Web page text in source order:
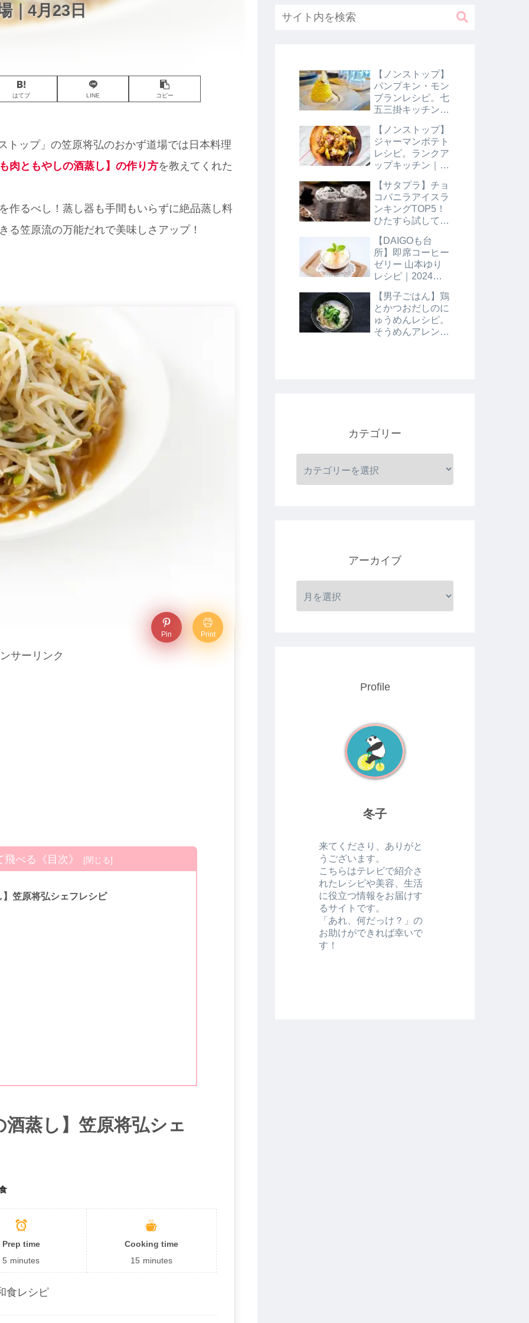
｜4月23日
はてブ LINE コピー
トップ」の笠原将弘のおかず道場では日本料理
肉ともやしの酒蒸し】の作り方を教えてくれた
作るべし！蒸し器も手間もいらずに絶品蒸し料
る笠原流の万能だれで美味しさアップ！
Pin Print
サーリンク
べる《目次》
笠原将弘シェフレシピ
蒸し】笠原将弘シェ
Prep time
5 minutes
Cooking time
15 minutes
食レシピ
【ノンストップ】
パンプキン・モン
ブランレシピ。七
五三掛キッチン｜
【ノンストップ】
ジャーマンポテト
レシピ。ランクア
ップキッチン｜10
【サタプラ】チョ
コバニラアイスラ
ンキングTOP5！
ひたすら試してラ
日【サタデープラ
ス】
【DAIGOも台
所】即席コーヒー
ゼリー 山本ゆり
レシピ｜2024年8
【男子ごはん】鶏
とかつおだしのに
ゅうめんレシピ。
そうめんアレンジ
カテゴリー
アーカイブ
Profile
冬子
来てくださり、ありがと
うございます。
こちらはテレビで紹介さ
れたレシピや美容、生活
に役立つ情報をお届けす
るサイトです。
「あれ、何だっけ？」の
お助けができれば幸いで
す！